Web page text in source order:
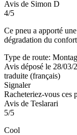
Avis de Simon D
4/5
Ce pneu a apporté
dégradation du
Type de route:
Avis déposé le 28/03/
traduite (français)
Signaler
Racheteriez-vous ces
Avis de Teslarari
5/5
Cool